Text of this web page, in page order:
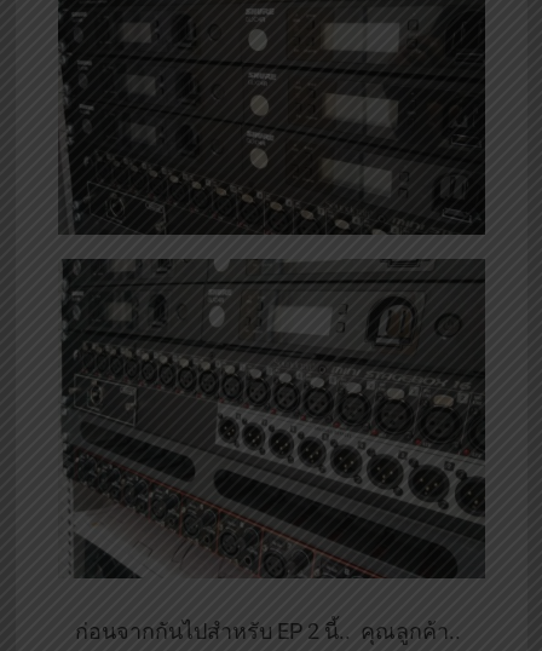
ก่อนจากกันไปสำหรับ EP 2 นี้.. คุณลูกค้า..